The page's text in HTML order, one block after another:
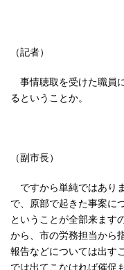
（記者）
事情聴取を受けた職員
るということか。
（副市長）
ですから単純ではあり
で、原部で起きた事案に
ということが全部来ます
から、市の労務担当から
報告などについては出す
では出てこなければ催促